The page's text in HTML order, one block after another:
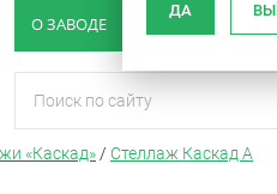
ДА
О ЗАВОДЕ КАК ВЫБРАТЬ
«Каскад» / Стеллаж Каскад А